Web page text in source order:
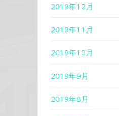
2019年12月
2019年11月
2019年10月
2019年9月
2019年8月